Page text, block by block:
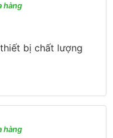
hàng
bị chất lượng
hàng